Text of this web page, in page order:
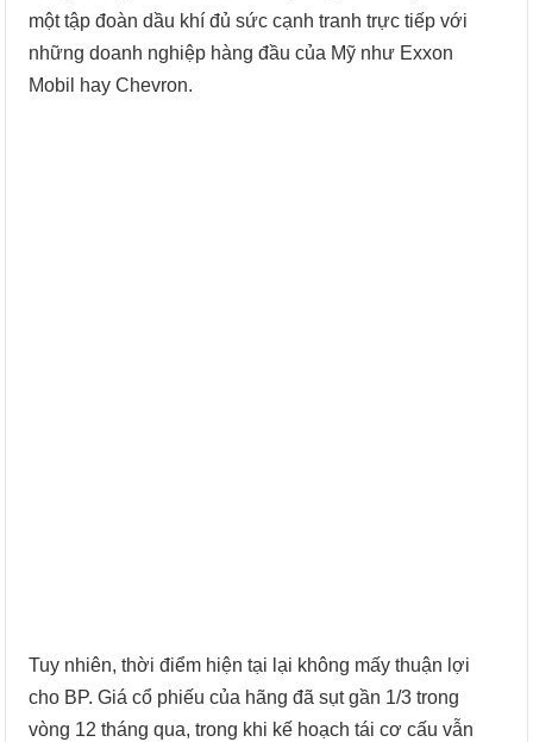
một tập đoàn dầu khí đủ sức cạnh tranh trực tiếp với
những doanh nghiệp hàng đầu của Mỹ như Exxon
Mobil hay Chevron.
Tuy nhiên, thời điểm hiện tại lại không mấy thuận lợi
cho BP. Giá cổ phiếu của hãng đã sụt gần 1/3 trong
vòng 12 tháng qua, trong khi kế hoạch tái cơ cấu vẫn